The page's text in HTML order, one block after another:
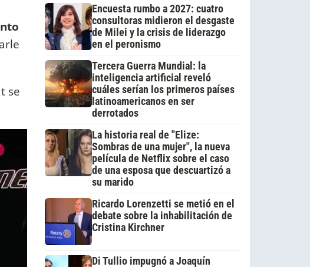
se
Encuesta rumbo a 2027: cuatro
consultoras midieron el desgaste
de Milei y la crisis de liderazgo
en el peronismo
Tercera Guerra Mundial: la
inteligencia artificial reveló
cuáles serían los primeros países
latinoamericanos en ser
derrotados
La historia real de "Elize:
Sombras de una mujer", la nueva
película de Netflix sobre el caso
de una esposa que descuartizó a
su marido
Ricardo Lorenzetti se metió en el
debate sobre la inhabilitación de
Cristina Kirchner
Di Tullio impugnó a Joaquín